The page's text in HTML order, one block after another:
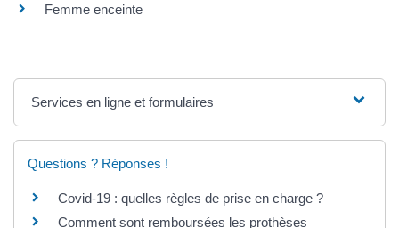
Femme enceinte
Services en ligne et formulaires
Questions ? Réponses !
Covid-19 : quelles règles de prise en charge ?
Comment sont remboursées les prothèses